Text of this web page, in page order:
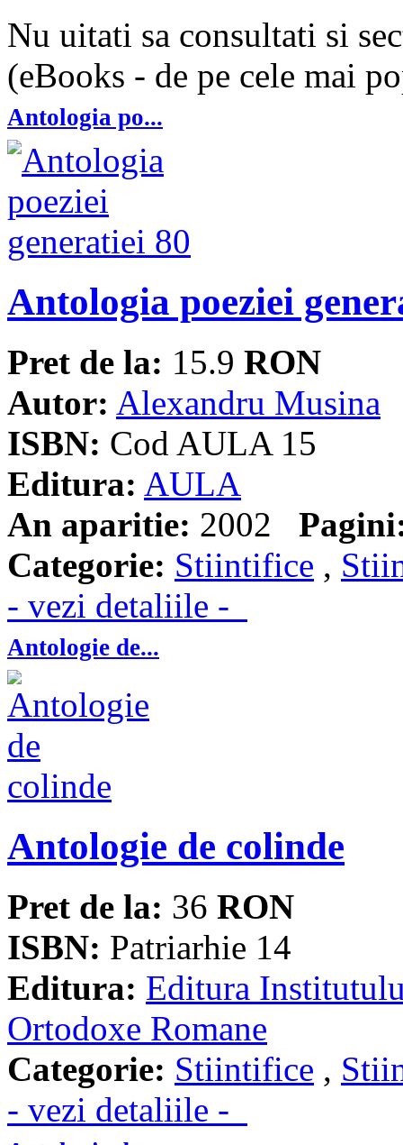
Nu uitati sa consultati si
(eBooks - de pe cele mai
Antologia po...
Antologia poeziei
Pret de la: 15.9 RON
Autor: Alexandru Musina
ISBN: Cod AULA 15
Editura: AULA
An aparitie: 2002
Categorie: Stiintifice ,
- vezi detaliile -
Antologie de...
Antologie de colinde
Pret de la: 36 RON
ISBN: Patriarhie 14
Editura: Editura
Ortodoxe Romane
Categorie: Stiintifice ,
- vezi detaliile -